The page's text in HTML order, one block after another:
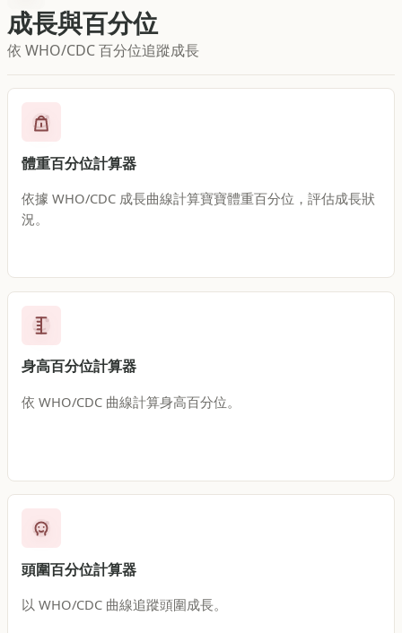
成長與百分位
依 WHO/CDC 百分位追蹤成長
體重百分位計算器
依據 WHO/CDC 成長曲線計算寶寶體重百分位，評估成長狀
況。
身高百分位計算器
依 WHO/CDC 曲線計算身高百分位。
頭圍百分位計算器
以 WHO/CDC 曲線追蹤頭圍成長。